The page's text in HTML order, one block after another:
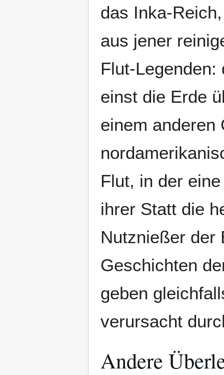
das Inka-
aus jener
Flut-
einst die Erde
einem anderen
Flut, in der
ihrer Statt die
Nutznießer der
Geschichten
geben
verursacht
Andere